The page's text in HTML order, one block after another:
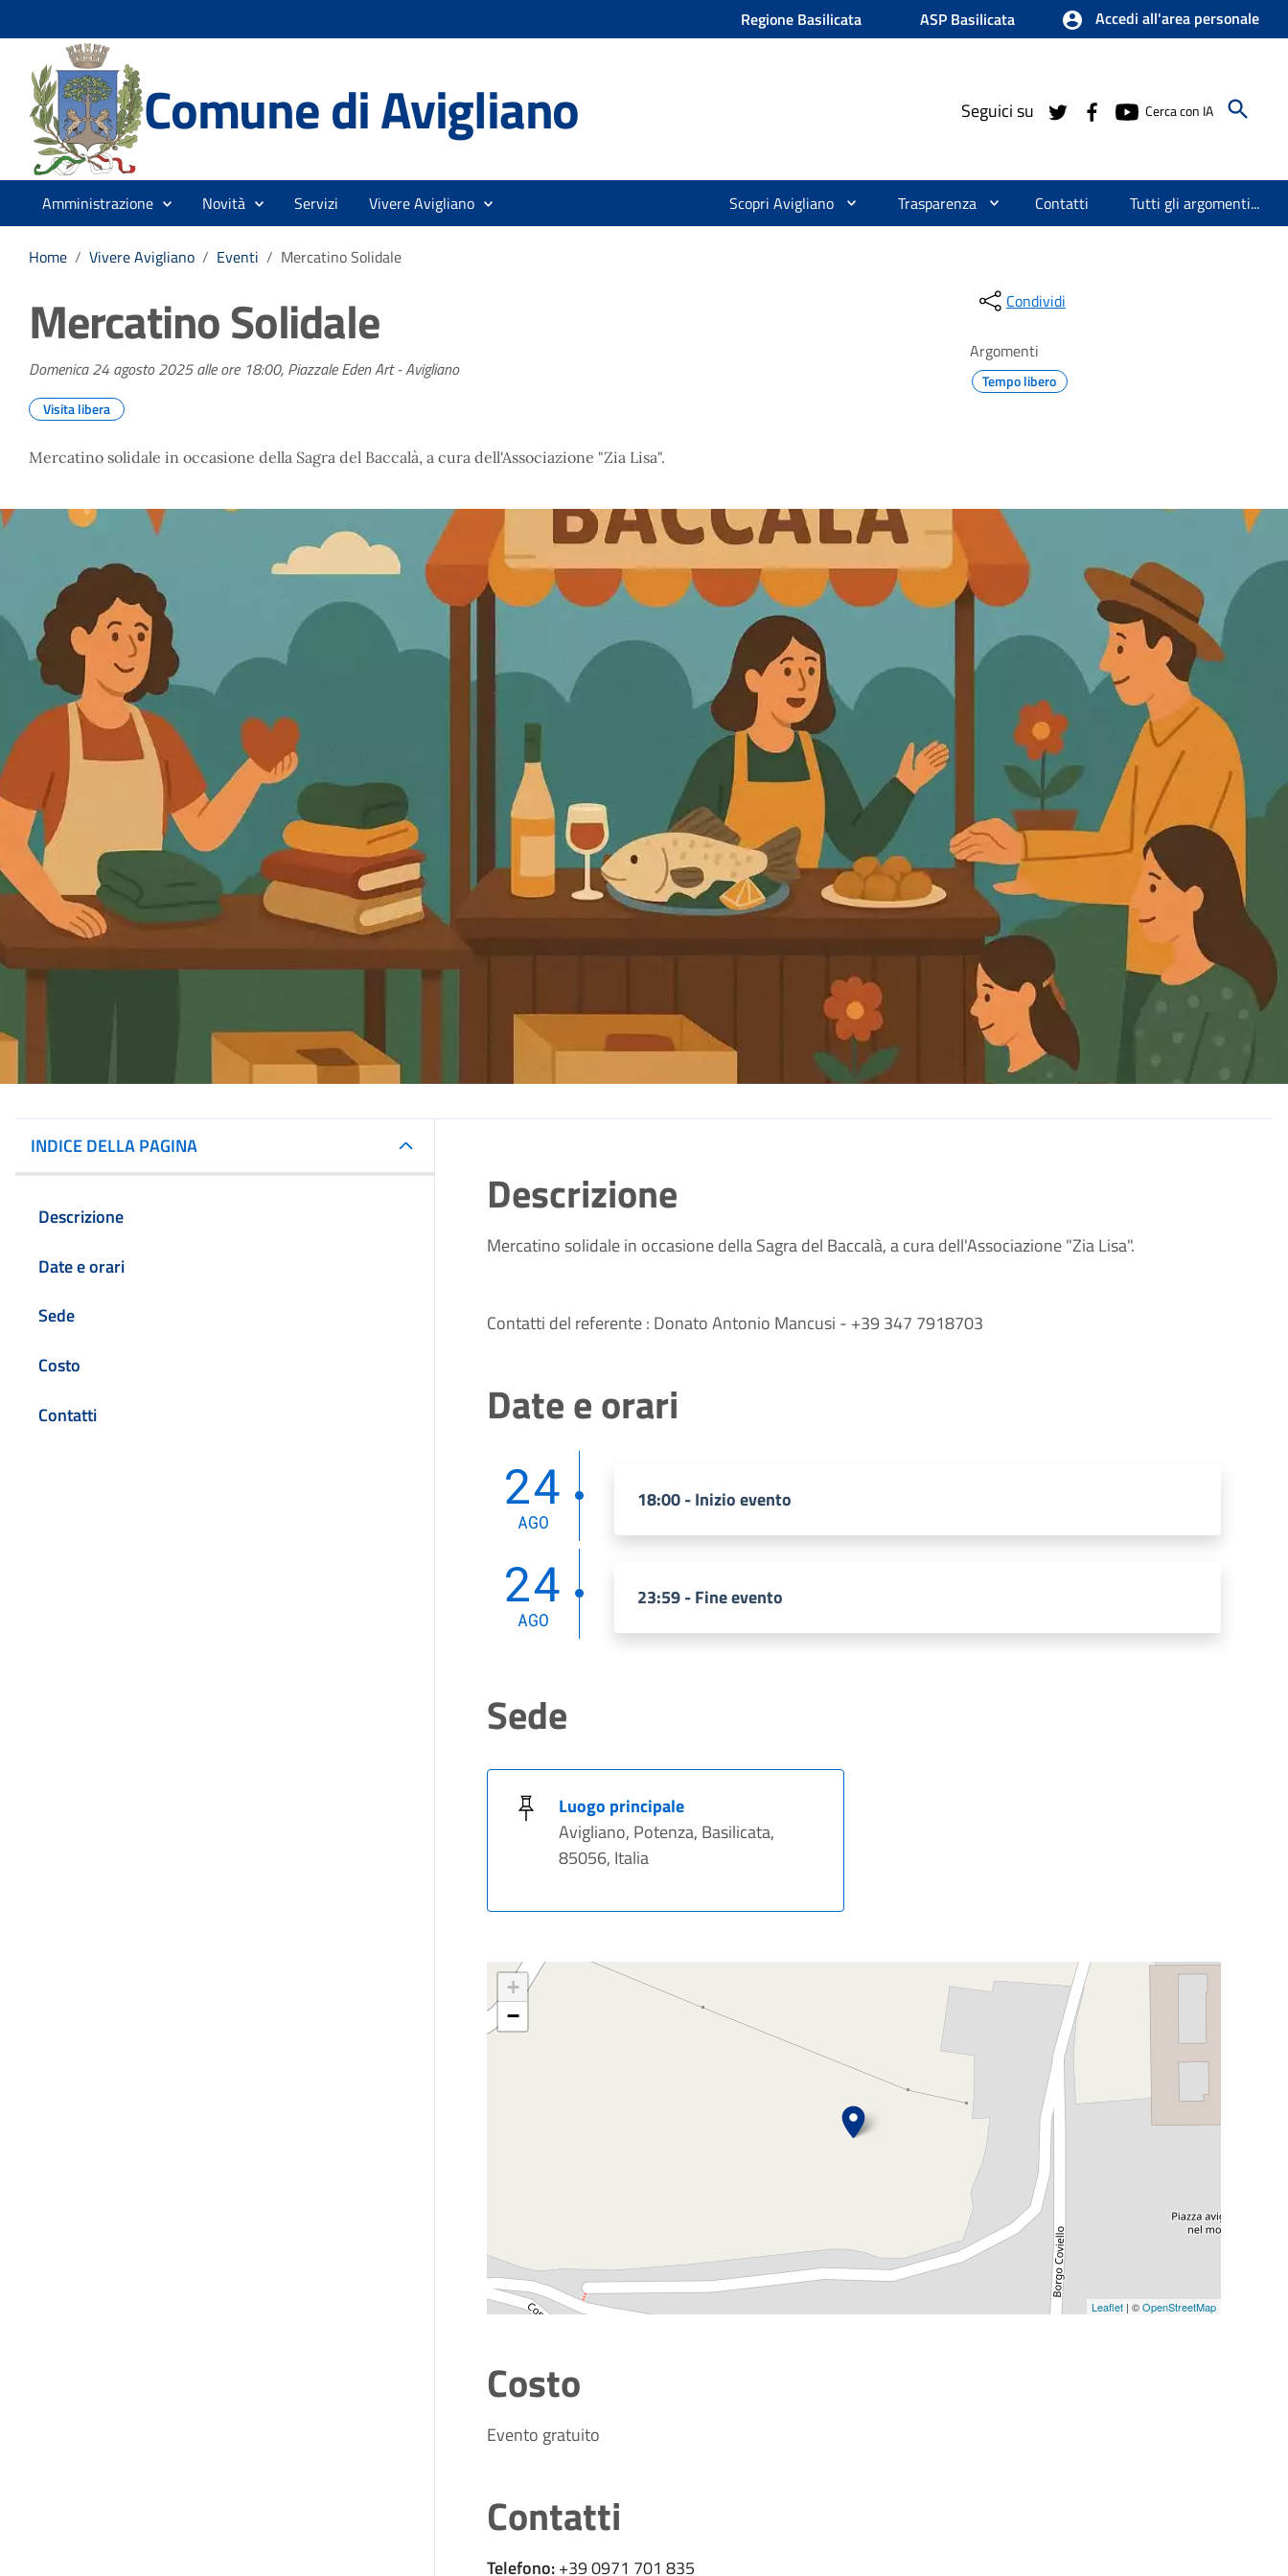
Regione Basilicata ASP Basilicata Accedi all'area personale
Comune di Avigliano Seguici su Cerca con IA
Amministrazione Novità Servizi Vivere Avigliano Scopri Avigliano Trasparenza Contatti Tutti gli argomenti...
Home / Vivere Avigliano / Eventi / Mercatino Solidale
Mercatino Solidale
Domenica 24 agosto 2025 alle ore 18:00, Piazzale Eden Art - Avigliano
Visita libera
Mercatino solidale in occasione della Sagra del Baccalà, a cura dell'Associazione "Zia Lisa".
Condividi
Argomenti
Tempo libero
INDICE DELLA PAGINA
Descrizione
Date e orari
Sede
Costo
Contatti
Descrizione
Mercatino solidale in occasione della Sagra del Baccalà, a cura dell'Associazione "Zia Lisa".
Contatti del referente : Donato Antonio Mancusi - +39 347 7918703
Date e orari
24
AGO
18:00 - Inizio evento
24
AGO
23:59 - Fine evento
Sede
Luogo principale
Avigliano, Potenza, Basilicata,
85056, Italia
+
−
Leaflet| ©OpenStreetMap
Costo
Evento gratuito
Contatti
Telefono:+39 0971 701 835